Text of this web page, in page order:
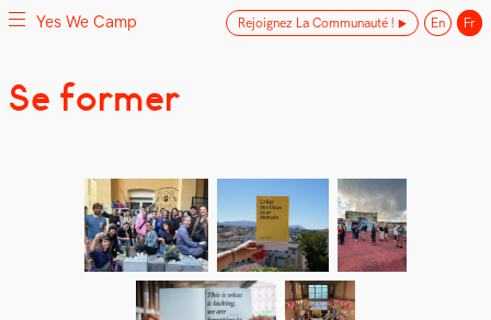
Skip
to
Yes We Camp
Utilisation inventive des espaces disponibles
Se former
Yes We Camp Rejoignez La Communauté ! En Fr